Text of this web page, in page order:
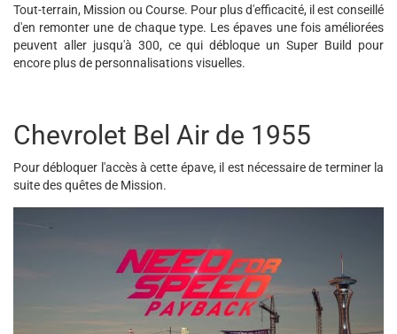
Tout-terrain, Mission ou Course. Pour plus d'efficacité, il est conseillé
d'en remonter une de chaque type. Les épaves une fois améliorées
peuvent aller jusqu'à 300, ce qui débloque un Super Build pour
encore plus de personnalisations visuelles.
Chevrolet Bel Air de 1955
Pour débloquer l'accès à cette épave, il est nécessaire de terminer la
suite des quêtes de Mission.